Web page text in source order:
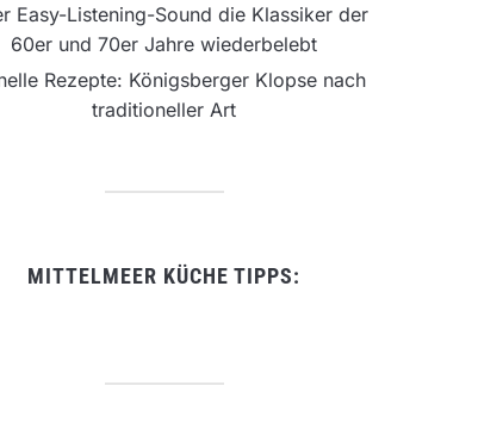
Easy-Listening-Sound die Klassiker der
60er und 70er Jahre wiederbelebt
Rezepte: Königsberger Klopse nach
traditioneller Art
MITTELMEER KÜCHE TIPPS: